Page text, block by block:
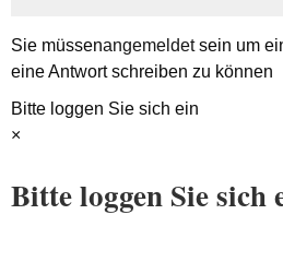
Sie müssenangemeldetsein um
eine Antwort schreiben zu können
Bitte loggen Sie sich ein
×
Bitte loggen Sie sich